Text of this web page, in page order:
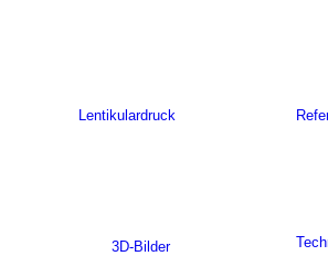
Lentikulardruck
3D-Bilder